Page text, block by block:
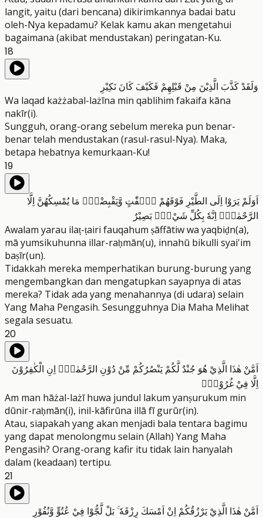
langit, yaitu (dari bencana) dikirimkannya badai batu
oleh-Nya kepadamu? Kelak kamu akan mengetahui
bagaimana (akibat mendustakan) peringatan-Ku.
18
وَلَقَدْ كَذَّبَ الَّذِيْنَ مِنْ قَبْلِهِمْ فَكَيْفَ كَانَ نَكِيْرِ
Wa laqad każżabal-lażīna min qablihim fakaifa kāna
nakīr(i).
Sungguh, orang-orang sebelum mereka pun benar-
benar telah mendustakan (rasul-rasul-Nya). Maka,
betapa hebatnya kemurkaan-Ku!
19
اَوَلَمْ يَرَوْا اِلَى الطَّيْرِ فَوْقَهُمْ صٰۤفّٰتٍ وَّيَقْبِضْنَۘ مَا يُمْسِكُهُنَّ اِلَّا
الرَّحْمٰنُۗ اِنَّهٗ بِكُلِّ شَيْءٍۢ بَصِيْرٌ
Awalam yarau ilaṭ-ṭairi fauqahum ṣāffātiw wa yaqbiḍn(a),
mā yumsikuhunna illar-raḥmān(u), innahū bikulli syai'im
baṣīr(un).
Tidakkah mereka memperhatikan burung-burung yang
mengembangkan dan mengatupkan sayapnya di atas
mereka? Tidak ada yang menahannya (di udara) selain
Yang Maha Pengasih. Sesungguhnya Dia Maha Melihat
segala sesuatu.
20
اَمَّنْ هٰذَا الَّذِيْ هُوَ جُنْدٌ لَّكُمْ يَنْصُرُكُمْ مِّنْ دُوْنِ الرَّحْمٰنِۗ اِنِ الْكٰفِرُوْنَ
اِلَّا فِيْ غُرُوْرٍۚ
Am man hāżal-lażī huwa jundul lakum yanṣurukum min
dūnir-raḥmān(i), inil-kāfirūna illā fī gurūr(in).
Atau, siapakah yang akan menjadi bala tentara bagimu
yang dapat menolongmu selain (Allah) Yang Maha
Pengasih? Orang-orang kafir itu tidak lain hanyalah
dalam (keadaan) tertipu.
21
اَمَّنْ هٰذَا الَّذِيْ يَرْزُقُكُمْ اِنْ اَمْسَكَ رِزْقَهٗ ۚ بَلْ لَّجُّوْا فِيْ عُتُوٍّ وَّنُفُوْرٍ